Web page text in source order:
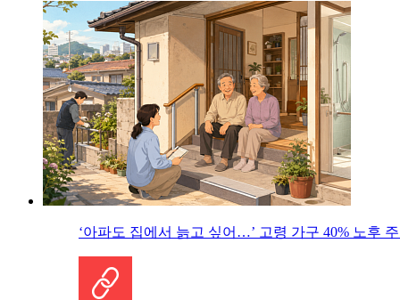
‘아파도 집에서 늙고 싶어…’ 고령 가구 40% 노후